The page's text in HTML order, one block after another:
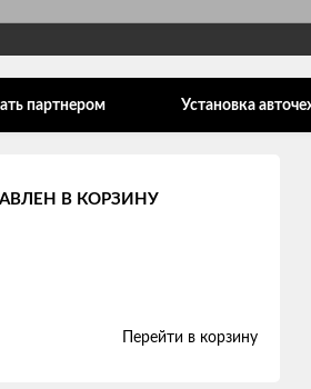
партнером Установка
В КОРЗИНУ
Перейти в корзину